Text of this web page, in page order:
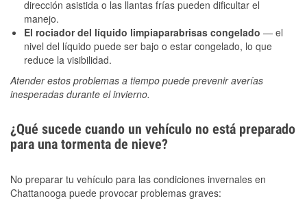
dirección asistida o las llantas frías pueden dificultar el
manejo.
El rociador del líquido limpiaparabrisas congelado — el
nivel del líquido puede ser bajo o estar congelado, lo que
reduce la visibilidad.
Atender estos problemas a tiempo puede prevenir averías
inesperadas durante el invierno.
¿Qué sucede cuando un vehículo no está preparado
para una tormenta de nieve?
No preparar tu vehículo para las condiciones invernales en
Chattanooga puede provocar problemas graves: